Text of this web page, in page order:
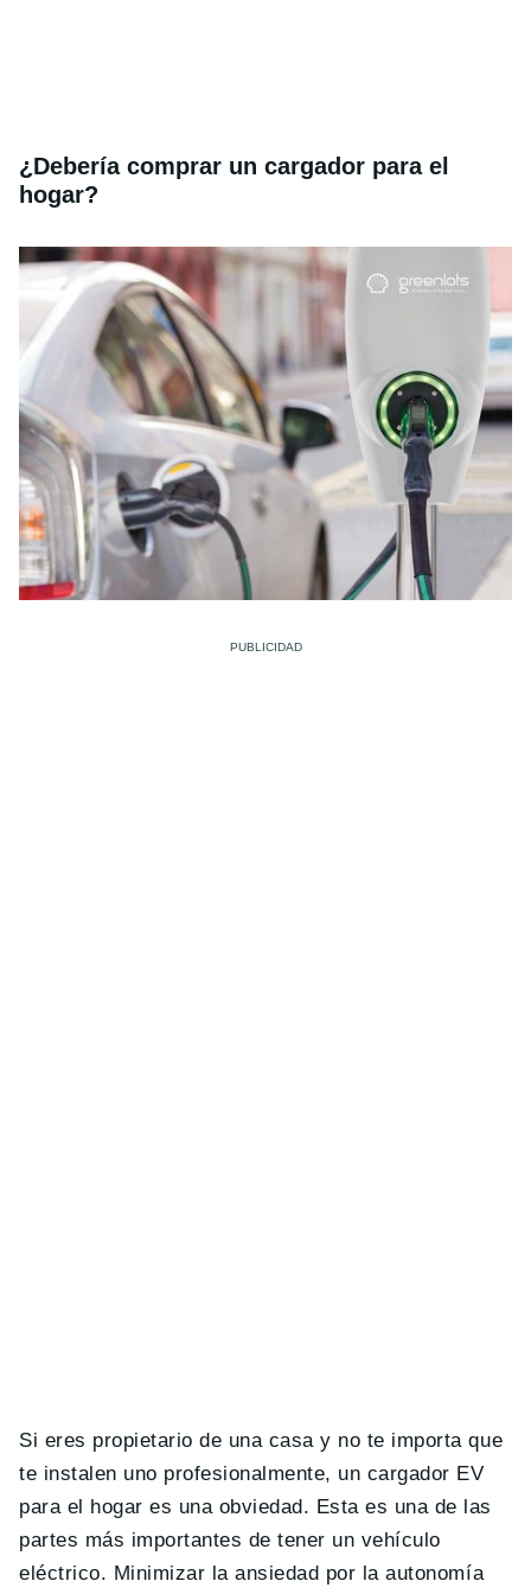
¿ Debería comprar un cargador para el
hogar?
Si eres propietario de una casa y no te importa que
te instalen uno profesionalmente, un cargador EV
para el hogar es una obviedad. Esta es una de las
partes más importantes de tener un vehículo
eléctrico. Minimizar la ansiedad por la autonomía